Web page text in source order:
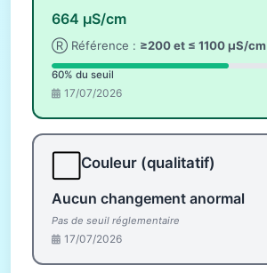
664 µS/cm
Ⓡ Référence : ≥200 et ≤ 1100 µS/cm
60% du seuil
17/07/2026
Couleur (qualitatif)
Aucun changement anormal
Pas de seuil réglementaire
17/07/2026